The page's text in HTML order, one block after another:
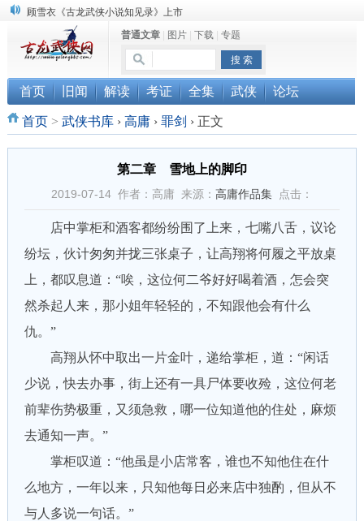
顾雪衣《古龙武侠小说知见录》上市
“武侠书库”查缺补漏活动圆满结束
《古龙小说原貌探究》修订版已上市
普通文章| 图片| 下载| 专题
首页 旧闻 解读 考证 全集 武侠 论坛
首页> 武侠书库 › 高庸 › 罪剑 ›正文
第二章 雪地上的脚印
2019-07-14 作者：高庸 来源： 高庸作品集点击：
店中掌柜和酒客都纷纷围了上来，七嘴八舌，议论
纷坛，伙计匆匆并拢三张桌子，让高翔将何履之平放桌
上，都叹息道：“唉，这位何二爷好好喝着酒，怎会突
然杀起人来，那小姐年轻轻的，不知跟他会有什么
仇。”
高翔从怀中取出一片金叶，递给掌柜，道：“闲话
少说，快去办事，街上还有一具尸体要收殓，这位何老
前辈伤势极重，又须急救，哪一位知道他的住处，麻烦
去通知一声。”
掌柜叹道：“他虽是小店常客，谁也不知他住在什
么地方，一年以来，只知他每日必来店中独酌，但从不
与人多说一句话。”